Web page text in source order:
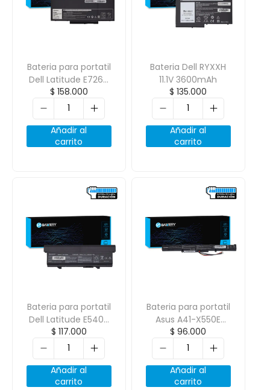
Bateria para portatil
Dell Latitude E7260
E7270 E7470 J60J5
7.4V 7200mAh
$ 158.000
Añadir al
carrito
Bateria Dell RYXXH
11.1V 3600mAh
$ 135.000
Añadir al
carrito
Bateria para portatil
Dell Latitude E5400
E5500 E5410 E5510
11.1V 6600mAh
$ 117.000
Añadir al
carrito
Bateria para portatil
Asus A41-X550E
K550D X550D x550z
14.4V 2600mAh
$ 96.000
Añadir al
carrito